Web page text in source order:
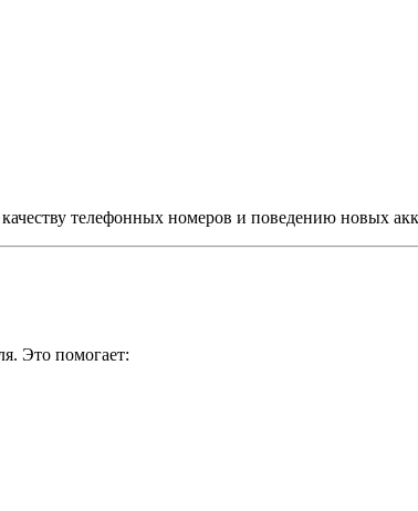
телефонных номеров и поведению новых
Это помогает: